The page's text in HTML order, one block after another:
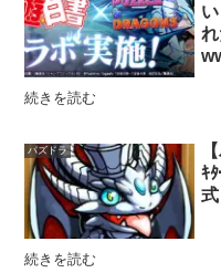
続きを読む
パズドラ
ｷ
式
続きを読む